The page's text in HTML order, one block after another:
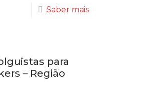
Saber mais
para
– Região